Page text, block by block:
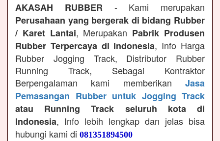
AKASAH RUBBER - Kami merupakan
Perusahaan yang bergerak di bidang Rubber
/ Karet Lantai, Merupakan Pabrik Produsen
Rubber Terpercaya di Indonesia, Info Harga
Rubber Jogging Track, Distributor Rubber
Running Track, Sebagai Kontraktor
Berpengalaman kami memberikan Jasa
Pemasangan Rubber untuk Jogging Track
atau Running Track seluruh kota di
Indonesia, Info lebih lengkap dan jelas bisa
hubungi kami di 081351894500